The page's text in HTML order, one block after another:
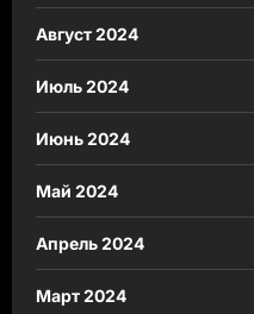
Август 2024
Июль 2024
Июнь 2024
Май 2024
Апрель 2024
Март 2024